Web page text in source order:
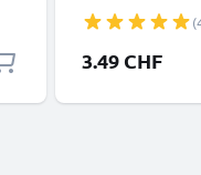
secteur
portable,
Apple, Samsung
3.49 CHF